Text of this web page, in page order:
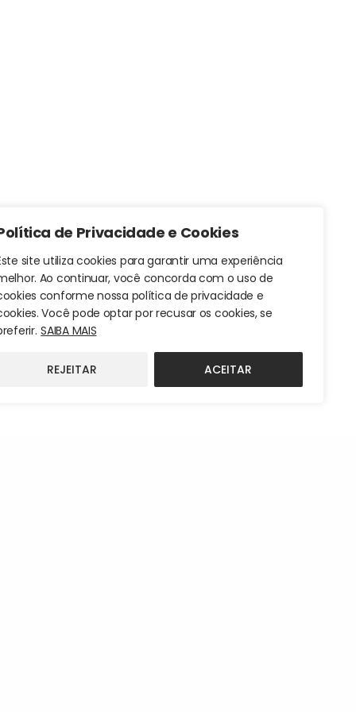
de Privacidade e Cookies
site utiliza cookies para garantir uma experiência
Ao continuar, você concorda com o uso de
conforme nossa política de privacidade e
Você pode optar por recusar os cookies, se
SAIBA MAIS
REJEITAR ACEITAR